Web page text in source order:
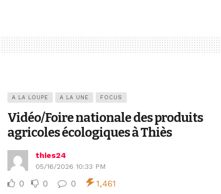
A LA LOUPE A LA UNE FOCUS
Vidéo/Foire nationale des produits
agricoles écologiques à Thiès
thies24
05/16/2026 10:33 PM
0 0 0 1,461